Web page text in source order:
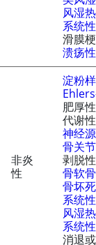
风湿热
系统
滑膜
溃疡
非炎
性
淀粉
肥厚
代谢
神经
骨关
剥脱
骨软
骨坏死
系统
风湿热
系统
消退